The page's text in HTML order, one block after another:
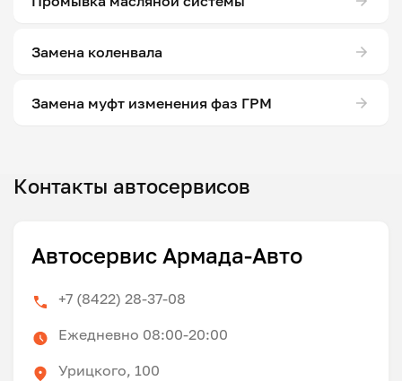
Замена коленвала
Замена муфт изменения фаз ГРМ
Контакты автосервисов
Автосервис Армада-Авто
+7 (8422) 28-37-08
Ежедневно 08:00-20:00
Урицкого, 100